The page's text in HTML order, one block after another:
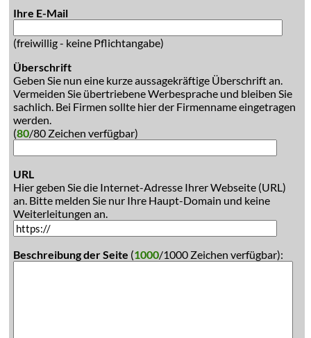
Ihre E-Mail
(freiwillig - keine Pflichtangabe)
Überschrift
Geben Sie nun eine kurze aussagekräftige Überschrift an.
Vermeiden Sie übertriebene Werbesprache und bleiben Sie
sachlich. Bei Firmen sollte hier der Firmenname eingetragen
werden.
(80/80 Zeichen verfügbar)
URL
Hier geben Sie die Internet-Adresse Ihrer Webseite (URL)
an. Bitte melden Sie nur Ihre Haupt-Domain und keine
Weiterleitungen an.
Beschreibung der Seite (1000/1000 Zeichen verfügbar):